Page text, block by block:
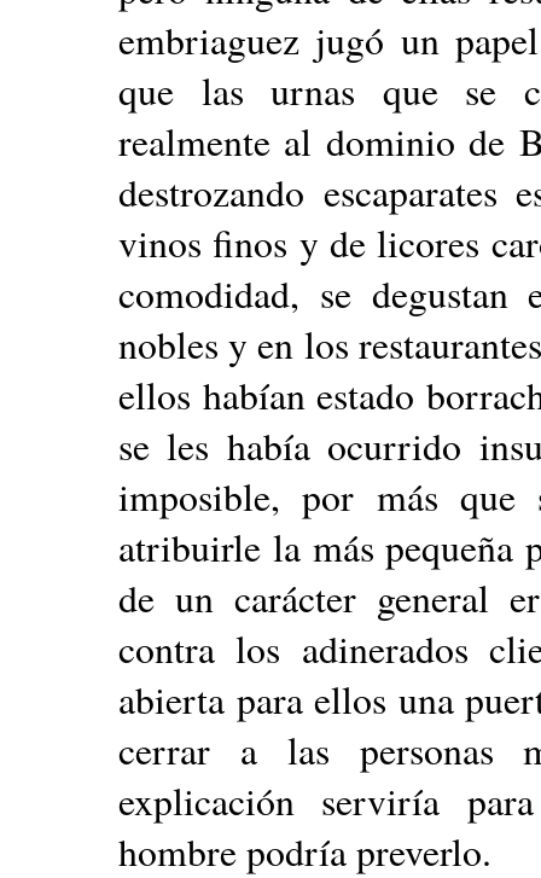
embriaguez jugó un
que las urnas que se
realmente al dominio de
destrozando escaparates
vinos finos y de licores
comodidad, se
nobles y en los
ellos habían estado
se les había ocurrido
imposible, por más que
atribuirle la más pequeña
de un carácter general
contra los adinerados
abierta para ellos una
cerrar a las personas
explicación serviría
hombre podría preverlo.